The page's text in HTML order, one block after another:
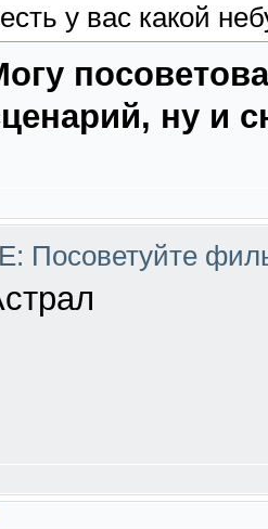
есть у вас какой
ну и
Посоветуйте